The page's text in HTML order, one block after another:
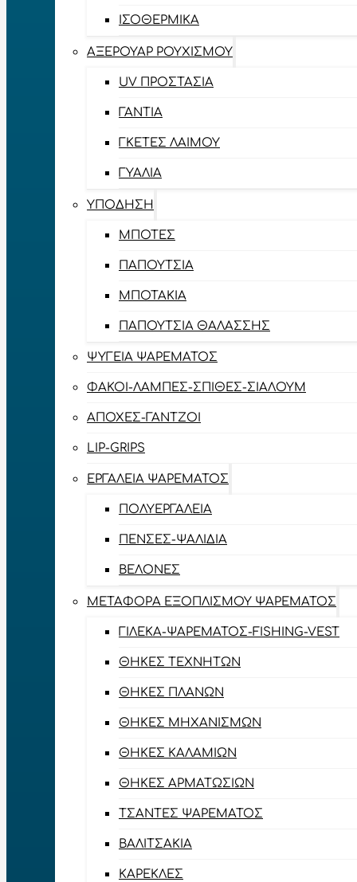
ΙΣΟΘΕΡΜΙΚΆ
ΑΞΕΡΟΥΆΡ ΡΟΥΧΙΣΜΟΎ
UV ΠΡΟΣΤΑΣΊΑ
ΓΆΝΤΙΑ
ΓΚΈΤΕΣ ΛΑΊΜΟΥ
ΓΥΑΛΙΆ
ΥΠΌΔΗΣΗ
ΜΠΌΤΕΣ
ΠΑΠΟΎΤΣΙΑ
ΜΠΟΤΆΚΙΑ
ΠΑΠΟΎΤΣΙΑ ΘΑΛΆΣΣΗΣ
ΨΥΓΕΊΑ ΨΑΡΈΜΑΤΟΣ
ΦΑΚΟΊ-ΛΆΜΠΕΣ-ΣΠΊΘΕΣ-ΣΊΑΛΟΥΜ
ΑΠΌΧΕΣ-ΓΆΝΤΖΟΙ
LIP-GRIPS
EΡΓΑΛΕΊΑ ΨΑΡΈΜΑΤΟΣ
ΠΟΛΥΕΡΓΑΛΕΊΑ
ΠΈΝΣΕΣ-ΨΑΛΊΔΙΑ
ΒΕΛΌΝΕΣ
ΜΕΤΑΦΟΡΆ ΕΞΟΠΛΙΣΜΟΎ ΨΑΡΈΜΑΤΟΣ
ΓΙΛΈΚΑ-ΨΑΡΈΜΑΤΟΣ-FISHING-VEST
ΘΉΚΕΣ ΤΕΧΝΗΤΏΝ
ΘΉΚΕΣ ΠΛΆΝΩΝ
ΘΉΚΕΣ ΜΗΧΑΝΙΣΜΏΝ
ΘΉΚΕΣ ΚΑΛΑΜΙΏΝ
ΘΉΚΕΣ ΑΡΜΑΤΩΣΙΏΝ
ΤΣΆΝΤΕΣ ΨΑΡΈΜΑΤΟΣ
ΒΑΛΙΤΣΆΚΙΑ
ΚΑΡΈΚΛΕΣ